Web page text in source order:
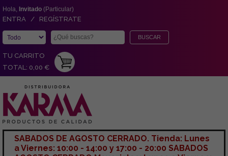
Hola, Invitado (Particular)
ENTRA / REGÍSTRATE
TU CARRITO
TOTAL: 0,00 €
SABADOS DE AGOSTO CERRADO. Tienda: Lunes
a Viernes: 10:00 - 14:00 y 17:00 - 20:00 SABADOS